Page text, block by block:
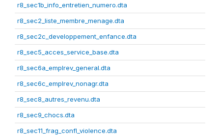
r8_sec1b_info_entretien_numero.dta
r8_sec2_liste_membre_menage.dta
r8_sec2c_developpement_enfance.dta
r8_sec5_acces_service_base.dta
r8_sec6a_emplrev_general.dta
r8_sec6c_emplrev_nonagr.dta
r8_sec8_autres_revenu.dta
r8_sec9_chocs.dta
r8_sec11_frag_confl_violence.dta